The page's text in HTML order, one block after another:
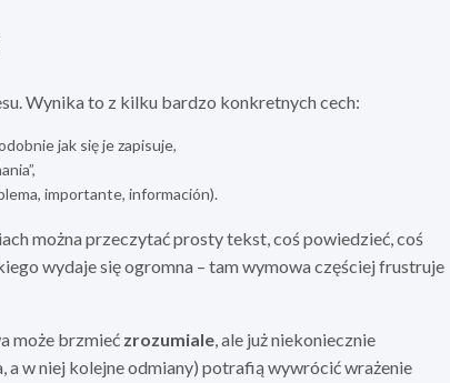
Wynika to z kilku bardzo konkretnych cech:
jak się je zapisuje,
importante, información).
można przeczytać prosty tekst, coś powiedzieć, coś
wydaje się ogromna – tam wymowa częściej frustruje
może brzmieć zrozumiale, ale już niekoniecznie
a w niej kolejne odmiany) potrafią wywrócić wrażenie